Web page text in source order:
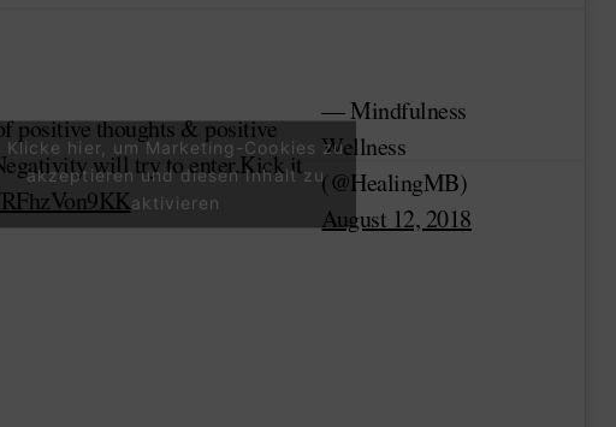
positive thoughts & positive
will try to enter.Kick it
— Mindfulness
Wellness
(@HealingMB)
August 12, 2018
Klicke hier, um Marketing-Cookies zu
akzeptieren und diesen Inhalt zu
aktivieren